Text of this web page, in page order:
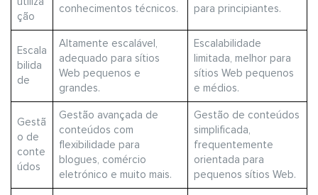
ção
conhecimentos técnicos. para principiantes.
Escala
bilida
de
Altamente escalável,
adequado para sítios
Web pequenos e
grandes.
Escalabilidade
limitada, melhor para
sítios Web pequenos
e médios.
Gestã
o de
conte
údos
Gestão avançada de
conteúdos com
flexibilidade para
blogues, comércio
eletrónico e muito mais.
Gestão de conteúdos
simplificada,
frequentemente
orientada para
pequenos sítios Web.